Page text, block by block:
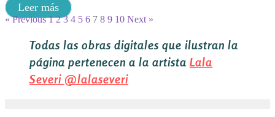
Leer más
« Previous 1 2 3 4 5 6 7 8 9 10 Next »
Todas las obras digitales que ilustran la
página pertenecen a la artista Lala
Severi @lalaseveri